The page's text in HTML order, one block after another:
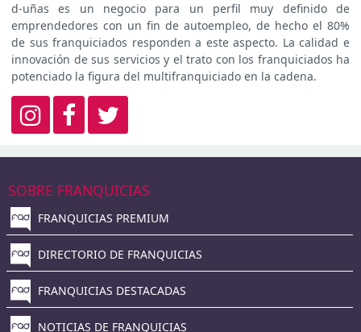
d-uñas es un negocio para un perfil muy definido de
emprendedores con un fin de autoempleo, de hecho el 80%
de sus franquiciados responden a este aspecto. La calidad e
innovación de sus servicios y el trato con los franquiciados ha
potenciado la figura del multifranquiciado en la cadena.
SOBRE FRANQUICIAS
FRANQUICIAS PREMIUM
DIRECTORIO DE FRANQUICIAS
FRANQUICIAS DESTACADAS
NOTICIAS DE FRANQUICIAS